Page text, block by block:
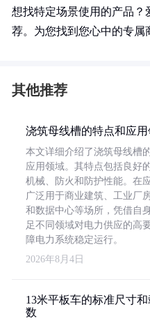
想找特定场景使用的产品？
荐。为您找到您心中的专属
其他推荐
浇筑母线槽的特点和应
本文详细介绍了浇筑母线槽
应用领域。其特点包括良好
机械、防火和防护性能。在
广泛用于商业建筑、工业厂
和数据中心等场所，凭借自
足不同领域对电力供应的高
障电力系统稳定运行。
2026年8月4日
13米平板车的标准尺寸
数